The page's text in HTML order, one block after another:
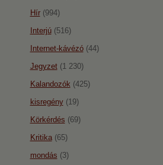
Hír(994)
Interjú(516)
Internet-kávézó(44)
Jegyzet(1 230)
Kalandozók (425)
kisregény(19)
Körkérdés (69)
Kritika(65)
mondás (3)